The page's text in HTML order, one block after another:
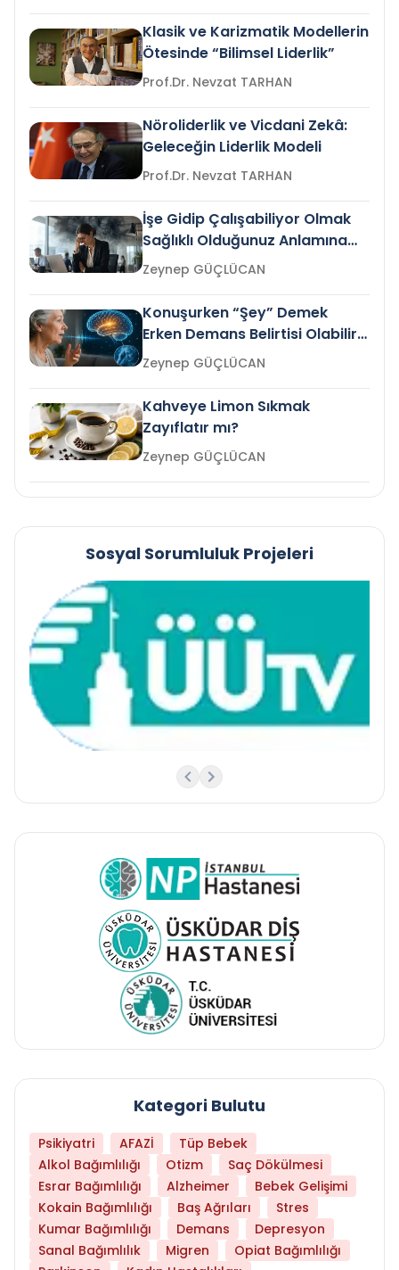
Klasik ve Karizmatik Modellerin
Ötesinde “Bilimsel Liderlik”
Prof.Dr. Nevzat TARHAN
Nöroliderlik ve Vicdani Zekâ:
Geleceğin Liderlik Modeli
Prof.Dr. Nevzat TARHAN
İşe Gidip Çalışabiliyor Olmak
Sağlıklı Olduğunuz Anlamına
Gelir mi?Zeynep GÜÇLÜCAN
Konuşurken “Şey” Demek
Erken Demans Belirtisi Olabilir
mi?
Zeynep GÜÇLÜCAN
Kahveye Limon Sıkmak
Zayıflatır mı?
Zeynep GÜÇLÜCAN
Sosyal Sorumluluk Projeleri
Kategori Bulutu
Psikiyatri AFAZİ
Tüp Bebek
Alkol Bağımlılığı
Otizm
Saç Dökülmesi
Esrar Bağımlılığı
Alzheimer
Bebek Gelişimi
Kokain Bağımlılığı
Baş Ağrıları
Stres
Kumar Bağımlılığı
Demans
Depresyon
Sanal Bağımlılık
Migren
Opiat Bağımlılığı